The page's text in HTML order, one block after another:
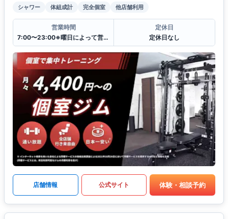
シャワー 体組成計 完全個室 他店舗利用
営業時間
7:00〜23:00※曜日によって営業時間が異なる場合がございます.
定休日
定休日なし
店舗情報 公式サイト 体験・相談予約